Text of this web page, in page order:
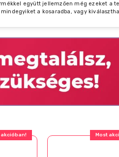
együtt jellemzően még ezeket a
a kosaradba, vagy
akcióban! Most